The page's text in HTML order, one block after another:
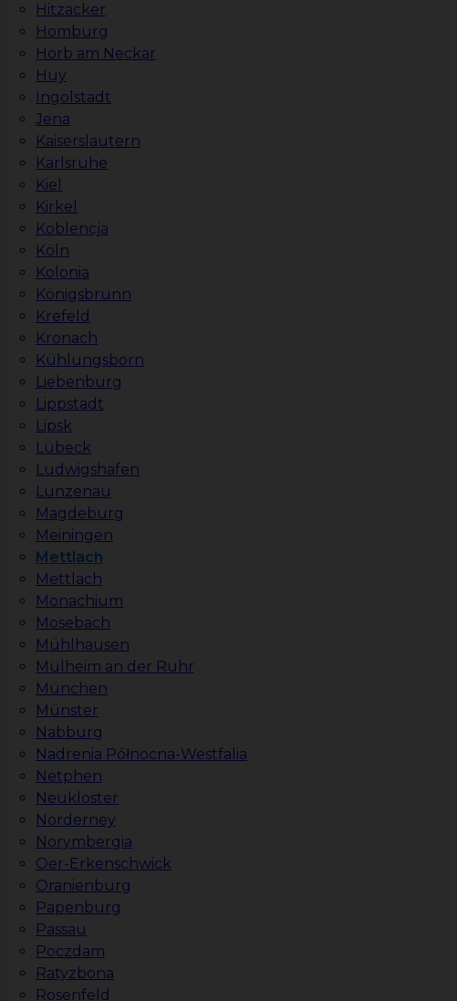
Hitzacker
Homburg
Horb am Neckar
Huy
Ingolstadt
Jena
Kaiserslautern
Karlsruhe
Kiel
Kirkel
Koblencja
Köln
Kolonia
Königsbrunn
Krefeld
Kronach
Kühlungsborn
Liebenburg
Lippstadt
Lipsk
Lübeck
Ludwigshafen
Lunzenau
Magdeburg
Meiningen
Mettlach
Mettlach
Monachium
Mosebach
Mühlhausen
Mülheim an der Ruhr
München
Münster
Nabburg
Nadrenia Północna-Westfalia
Netphen
Neukloster
Norderney
Norymbergia
Oer-Erkenschwick
Oranienburg
Papenburg
Passau
Poczdam
Ratyzbona
Rosenfeld